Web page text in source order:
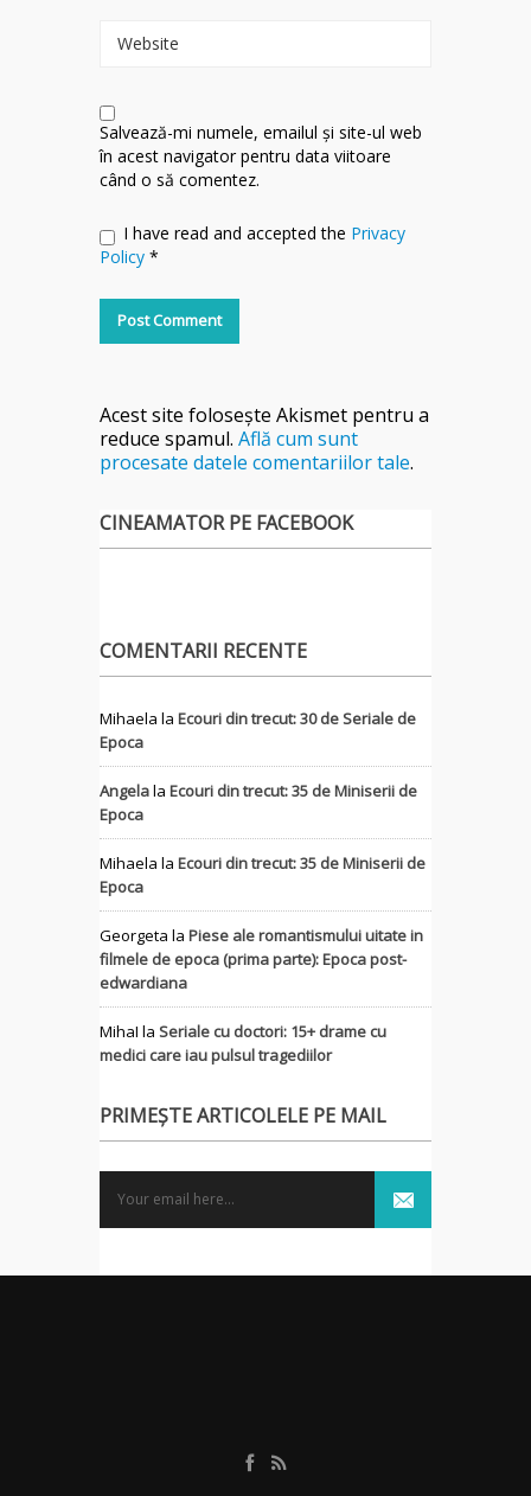
Website
Salvează-mi numele, emailul și site-ul web
în acest navigator pentru data viitoare
când o să comentez.
I have read and accepted the Privacy
Policy *
Acest site folosește Akismet pentru a
reduce spamul. Află cum sunt
procesate datele comentariilor tale.
CINEAMATOR PE FACEBOOK
COMENTARII RECENTE
Mihaela la Ecouri din trecut: 30 de Seriale de
Epoca
Angelala Ecouri din trecut: 35 de Miniserii de
Epoca
Mihaela la Ecouri din trecut: 35 de Miniserii de
Epoca
Georgeta la Piese ale romantismului uitate in
filmele de epoca (prima parte): Epoca post-
edwardiana
MihaI la Seriale cu doctori: 15+ drame cu
medici care iau pulsul tragediilor
PRIMEȘTE ARTICOLELE PE MAIL